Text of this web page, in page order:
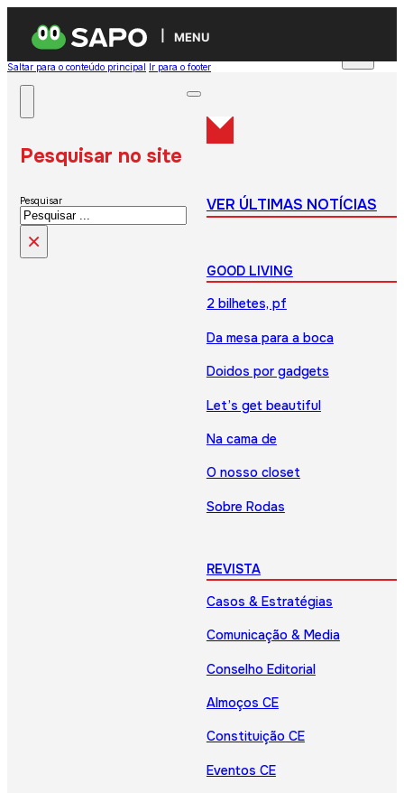
MENU
Saltar para o conteúdo principal Ir para o footer
Pesquisar no site
Pesquisar
×
VER ÚLTIMAS NOTÍCIAS
GOOD LIVING
2 bilhetes, pf
Da mesa para a boca
Doidos por gadgets
Let’s get beautiful
Na cama de
O nosso closet
Sobre Rodas
REVISTA
Casos & Estratégias
Comunicação & Media
Conselho Editorial
Almoços CE
Constituição CE
Eventos CE